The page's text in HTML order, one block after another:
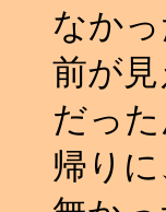
なか
前が
だっ
帰り